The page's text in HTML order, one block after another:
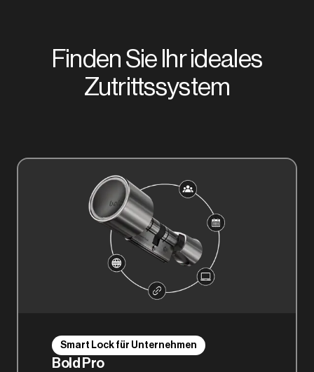
Finden Sie Ihr ideales
Zutrittssystem
Smart Lock für Unternehmen
Bold Pro